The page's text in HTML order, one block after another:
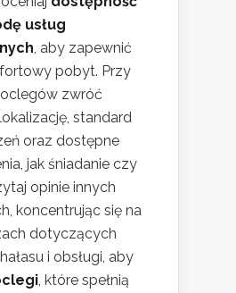
usług
, aby zapewnić
pobyt. Przy
zwróć
standard
oraz dostępne
jak śniadanie czy
opinie innych
koncentrując się na
dotyczących
i obsługi, aby
, które spełnią